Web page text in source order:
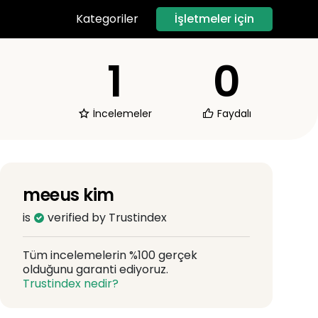
Kategoriler İşletmeler için
1
İncelemeler
0
Faydalı
meeus kim
is verified by Trustindex
Tüm incelemelerin %100 gerçek
olduğunu garanti ediyoruz.
Trustindex nedir?